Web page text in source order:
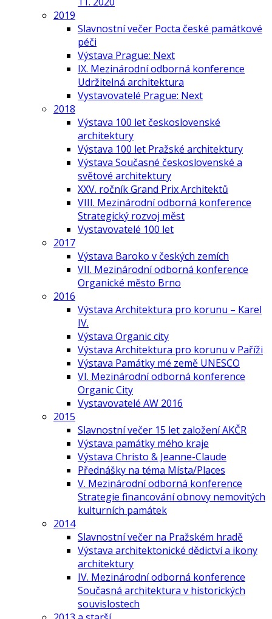
2019
Slavnostní večer Pocta české památkové
péči
Výstava Prague: Next
IX. Mezinárodní odborná konference
Udržitelná architektura
Vystavovatelé Prague: Next
2018
Výstava 100 let československé
architektury
Výstava 100 let Pražské architektury
Výstava Současné československé a
světové architektury
XXV. ročník Grand Prix Architektů
VIII. Mezinárodní odborná konference
Strategický rozvoj měst
Vystavovatelé 100 let
2017
Výstava Baroko v českých zemích
VII. Mezinárodní odborná konference
Organické město Brno
2016
Výstava Architektura pro korunu – Karel
IV.
Výstava Organic city
Výstava Architektura pro korunu v Paříži
Výstava Památky mé země UNESCO
VI. Mezinárodní odborná konference
Organic City
Vystavovatelé AW 2016
2015
Slavnostní večer 15 let založení AKČR
Výstava památky mého kraje
Výstava Christo & Jeanne-Claude
Přednášky na téma Místa/Places
V. Mezinárodní odborná konference
Strategie financování obnovy nemovitých
kulturních památek
2014
Slavnostní večer na Pražském hradě
Výstava architektonické dědictví a ikony
architektury
IV. Mezinárodní odborná konference
Současná architektura v historických
souvislostech